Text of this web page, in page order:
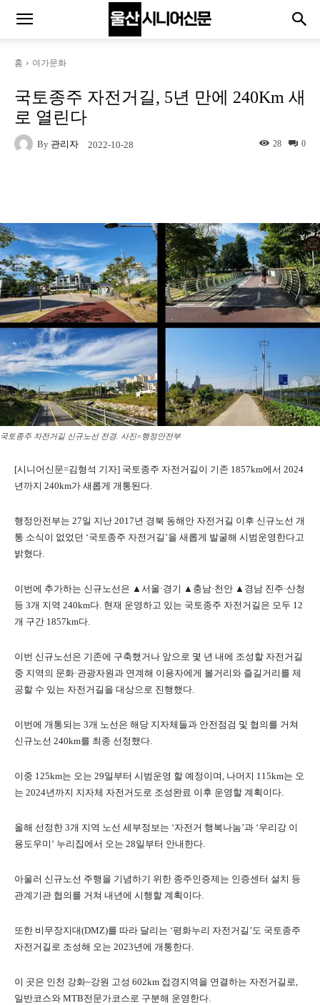
홈 여가문화
국토종주 자전거길, 5년 만에 240Km 새
로 열린다
By 관리자 2022-10-28 0
28
국토종주 자전거길 신규노선 전경. 사진=행정안전부
[시니어신문=김형석 기자] 국토종주 자전거길이 기존 1857km에서 2024
년까지 240km가 새롭게 개통된다.
행정안전부는 27일 지난 2017년 경북 동해안 자전거길 이후 신규노선 개
통 소식이 없었던 ‘국토종주 자전거길’을 새롭게 발굴해 시범운영한다고
밝혔다.
이번에 추가하는 신규노선은 ▲서울·경기 ▲충남·천안 ▲경남 진주·산청
등 3개 지역 240km다. 현재 운영하고 있는 국토종주 자전거길은 모두 12
개 구간 1857km다.
이번 신규노선은 기존에 구축했거나 앞으로 몇 년 내에 조성할 자전거길
중 지역의 문화·관광자원과 연계해 이용자에게 볼거리와 즐길거리를 제
공할 수 있는 자전거길을 대상으로 진행했다.
이번에 개통되는 3개 노선은 해당 지자체들과 안전점검 및 협의를 거쳐
신규노선 240km를 최종 선정했다.
이중 125km는 오는 29일부터 시범운영 할 예정이며, 나머지 115km는 오
는 2024년까지 지자체 자전거도로 조성완료 이후 운영할 계획이다.
올해 선정한 3개 지역 노선 세부정보는 ‘자전거 행복나눔’과 ‘우리강 이
용도우미’ 누리집에서 오는 28일부터 안내한다.
아울러 신규노선 주행을 기념하기 위한 종주인증제는 인증센터 설치 등
관계기관 협의를 거쳐 내년에 시행할 계획이다.
또한 비무장지대(DMZ)를 따라 달리는 ‘평화누리 자전거길’도 국토종주
자전거길로 조성해 오는 2023년에 개통한다.
이 곳은 인천 강화~강원 고성 602km 접경지역을 연결하는 자전거길로,
일반코스와 MTB전문가코스로 구분해 운영한다.